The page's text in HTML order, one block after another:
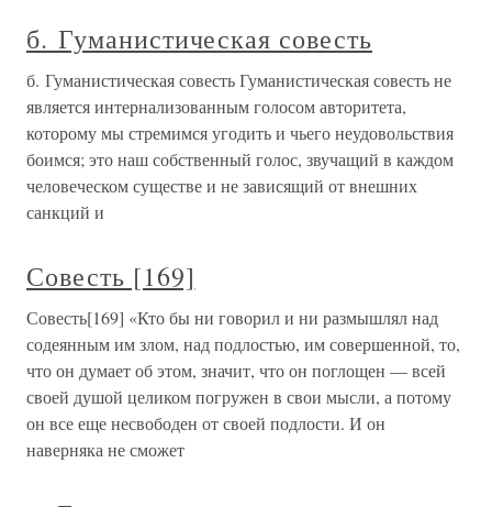
б. Гуманистическая совесть
б. Гуманистическая совесть Гуманистическая совесть не
является интернализованным голосом авторитета,
которому мы стремимся угодить и чьего неудовольствия
боимся; это наш собственный голос, звучащий в каждом
человеческом существе и не зависящий от внешних
санкций и
Совесть [169]
Совесть[169] «Кто бы ни говорил и ни размышлял над
содеянным им злом, над подлостью, им совершенной, то,
что он думает об этом, значит, что он поглощен — всей
своей душой целиком погружен в свои мысли, а потому
он все еще несвободен от своей подлости. И он
наверняка не сможет